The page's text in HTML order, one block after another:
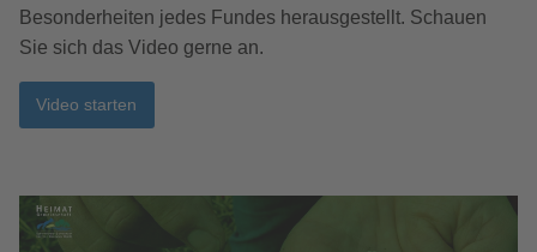
Besonderheiten jedes Fundes herausgestellt. Schauen
Sie sich das Video gerne an.
Video starten